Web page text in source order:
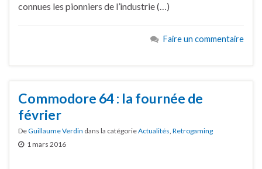
connues les pionniers de l’industrie (…)
Faire un commentaire
Commodore 64 : la fournée de
février
DeGuillaume Verdin dans la catégorieActualités Retrogaming
1 mars 2016